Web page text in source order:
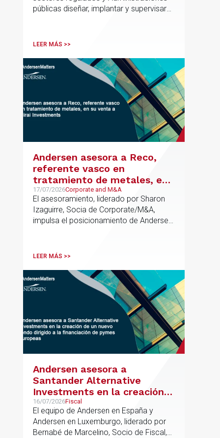
públicas diseñar, implantar y supervisar
cumplimiento normativo desde el origen.
metodología propia de gestión de
riesgos de IA y se alinea con la
estrategia española de IA soberana
articulada en torno a ALIA.
LEER MÁS >>
Andersen asesora a Reco,
referente vasco en
tratamiento de metales, en
su venta a Mirai Investments
17/07/2026Corporate and M&A
El asesoramiento, liderado por Sharon
Izaguirre, Socia de Corporate/M&A,
impulsa el posicionamiento de Andersen
procesos estratégicos de M&A
LEER MÁS >>
Andersen asesora a
Santander Alternative
Investments en la creación
de un nuevo fondo dirigido a
la financiación de pymes
europeas
16/07/2026Fiscal
El equipo de Andersen en España y
Andersen en Luxemburgo, liderado por
Bernabé de Marcelino, Socio de Fiscal,